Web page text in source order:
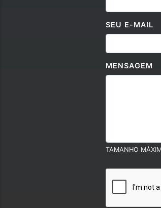
SEU E-MAIL
MENSAGEM
TAMANHO